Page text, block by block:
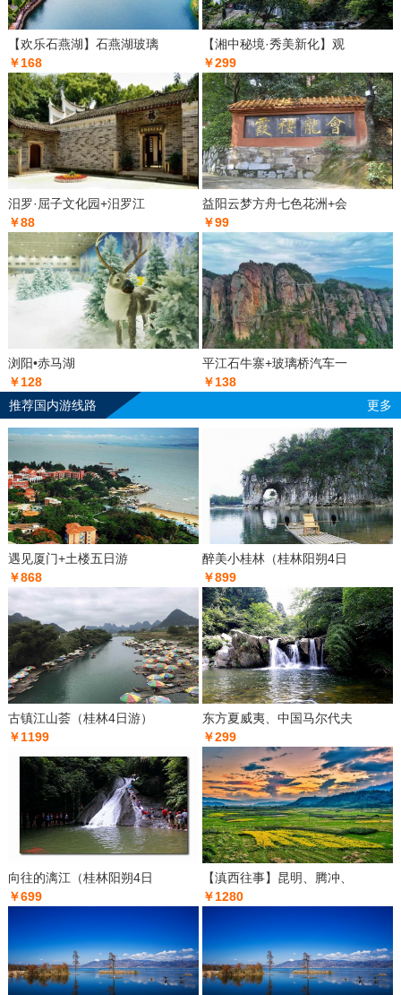
【欢乐石燕湖】石燕湖玻璃
￥168
【湘中秘境·秀美新化】观
￥299
汨罗·屈子文化园+汨罗江
￥88
益阳云梦方舟七色花洲+会
￥99
浏阳•赤马湖
￥128
平江石牛寨+玻璃桥汽车一
￥138
推荐国内游线路
更多
遇见厦门+土楼五日游
￥868
醉美小桂林（桂林阳朔4日
￥899
古镇江山荟（桂林4日游）
￥1199
东方夏威夷、中国马尔代夫
￥299
向往的漓江（桂林阳朔4日
￥699
【滇西往事】昆明、腾冲、
￥1280